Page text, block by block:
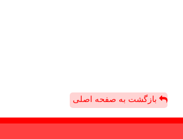
بازگشت به صفحه اصلی